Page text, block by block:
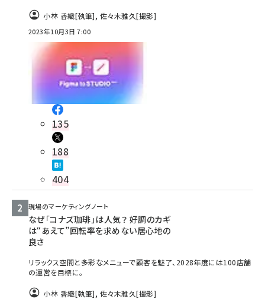
小林 香織[執筆], 佐々木雅久[撮影]
2023年10月3日 7:00
135
188
404
現場のマーケティングノート
なぜ「コナズ珈琲」は人気？ 好調のカギ
は“あえて”回転率を求めない居心地の
良さ
リラックス空間と多彩なメニューで顧客を魅了、2028年度には100店舗
の運営を目標に。
小林 香織[執筆], 佐々木雅久[撮影]